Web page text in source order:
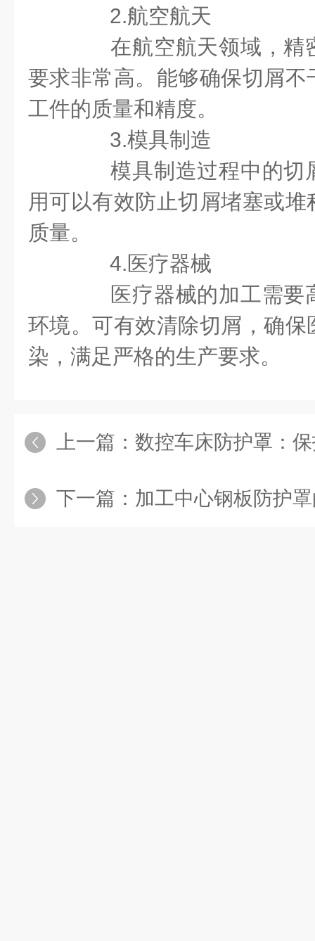
2.航空航天
在航空航天领域，精
要求非常高。能够确保切屑
工件的质量和精度。
3.模具制造
模具制造过程中的切
用可以有效防止切屑堵塞或
质量。
4.医疗器械
医疗器械的加工需要
环境。可有效清除切屑，确
染，满足严格的生产要求。
上一篇： 数控车床防护罩：保护设
下一篇： 加工中心钢板防护罩